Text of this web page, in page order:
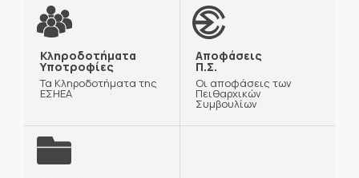
Κληροδοτήματα
Υποτροφίες
Τα Κληροδοτήματα της
ΕΣΗΕΑ
Αποφάσεις
Π.Σ.
Οι αποφάσεις των
Πειθαρχικών
Συμβουλίων